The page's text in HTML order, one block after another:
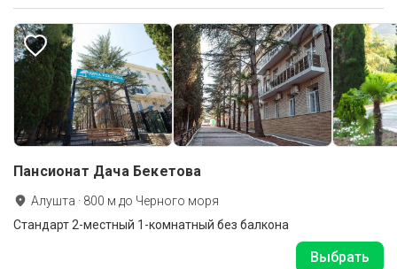
Пансионат Дача Бекетова
Алушта · 800 м до Черного моря
Стандарт 2-местный 1-комнатный без балкона
Выбрать